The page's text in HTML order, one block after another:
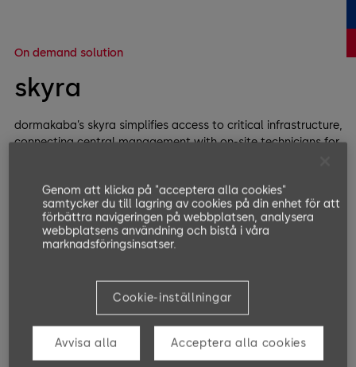
On demand solution
skyra
dormakaba’s skyra simplifies access to critical infrastructure,
connecting central management with on-site technicians for
Genom att klicka på "acceptera alla cookies"
samtycker du till lagring av cookies på din enhet för att
förbättra navigeringen på webbplatsen, analysera
webbplatsens användning och bistå i våra
marknadsföringsinsatser.
Cookie-inställningar
Avvisa alla Acceptera alla cookies